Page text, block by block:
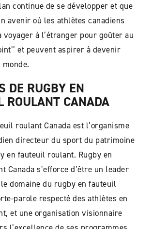
continue de se développer et que
avenir où les athlètes canadiens
voyager à l’étranger pour goûter au
et peuvent aspirer à devenir
DE RUGBY EN
ROULANT CANADA
roulant Canada est l’organisme
directeur du sport du patrimoine
en fauteuil roulant. Rugby en
Canada s’efforce d’être un leader
domaine du rugby en fauteuil
parole respecté des athlètes en
et une organisation visionnaire